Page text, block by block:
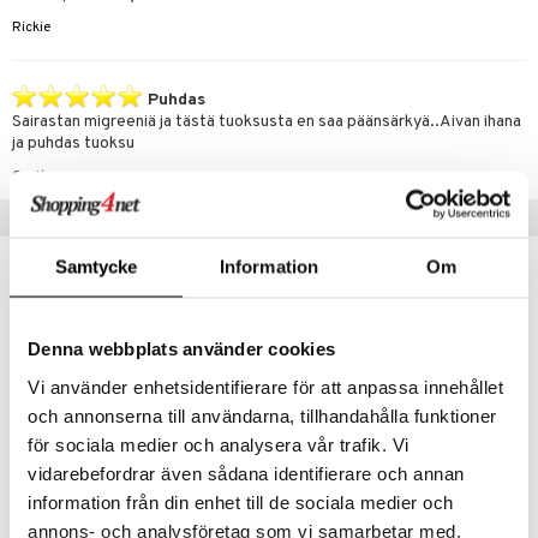
Samtycke Information Om
Denna webbplats använder cookies
Vi använder enhetsidentifierare för att anpassa innehållet
och annonserna till användarna, tillhandahålla funktioner
för sociala medier och analysera vår trafik. Vi
vidarebefordrar även sådana identifierare och annan
information från din enhet till de sociala medier och
annons- och analysföretag som vi samarbetar med.
Rickie
Puhdas
Sairastan migreeniä ja tästä tuoksusta en saa päänsärkyä..Aivan ihana
ja puhdas tuoksu
Carita
Alyssa Ashley Musk - Bath & Shower Gel
Saatavana useana vaihtoehtona